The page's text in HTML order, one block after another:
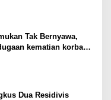
Tak Bernyawa,
kematian korban
Dua Residivis